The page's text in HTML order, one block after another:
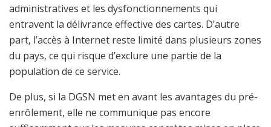
administratives et les dysfonctionnements qui
entravent la délivrance effective des cartes. D’autre
part, l’accès à Internet reste limité dans plusieurs zones
du pays, ce qui risque d’exclure une partie de la
population de ce service.
De plus, si la DGSN met en avant les avantages du pré-
enrôlement, elle ne communique pas encore